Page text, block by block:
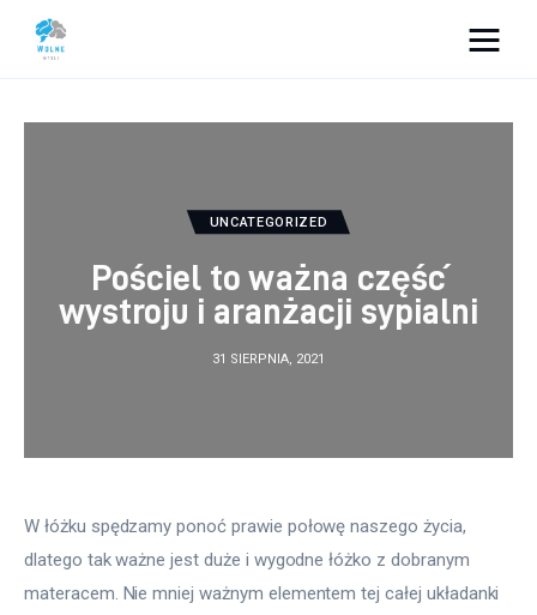
Dom i ogród
Więcej
UNCATEGORIZED
Pościel to ważna część
wystroju i aranżacji sypialni
31 SIERPNIA, 2021
W łóżku spędzamy ponoć prawie połowę naszego życia,
dlatego tak ważne jest duże i wygodne łóżko z dobranym
materacem. Nie mniej ważnym elementem tej całej układanki